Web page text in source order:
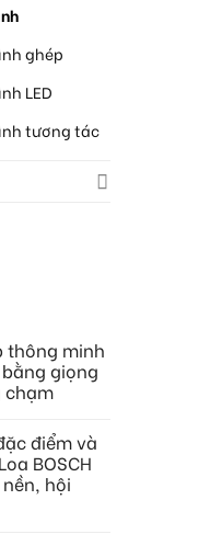
ghép
LED
tương tác
thông minh
giọng
chạm
điểm và
BOSCH
hội